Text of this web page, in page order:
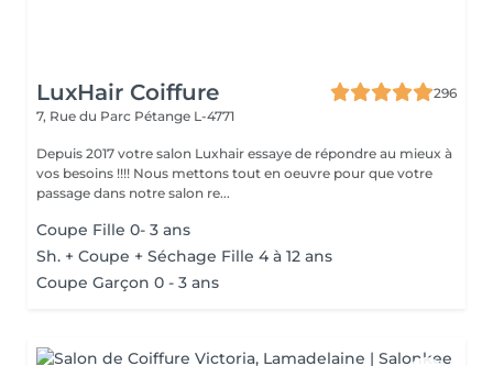
LuxHair Coiffure
296
7, Rue du Parc Pétange L-4771
Depuis 2017 votre salon Luxhair essaye de répondre au mieux à
vos besoins !!!! Nous mettons tout en oeuvre pour que votre
passage dans notre salon re...
Coupe Fille 0- 3 ans
Sh. + Coupe + Séchage Fille 4 à 12 ans
Coupe Garçon 0 - 3 ans